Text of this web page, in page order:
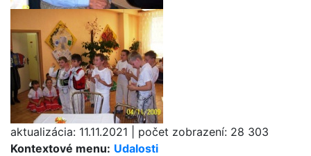
Kontextové menu: Udalosti
aktualizácia: 11.11.2021 počet zobrazení: 28 303